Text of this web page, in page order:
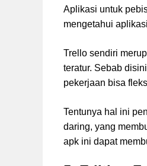
Aplikasi untuk
mengetahui
Trello sendiri
teratur. Sebab
pekerjaan bisa
Tentunya hal ini
daring, yang
apk ini dapat